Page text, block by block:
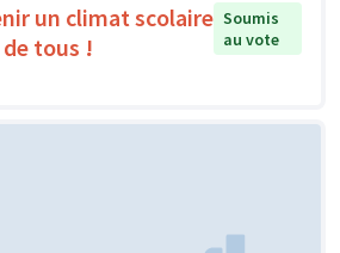
un climat scolaire
de tous !
Soumis
au vote